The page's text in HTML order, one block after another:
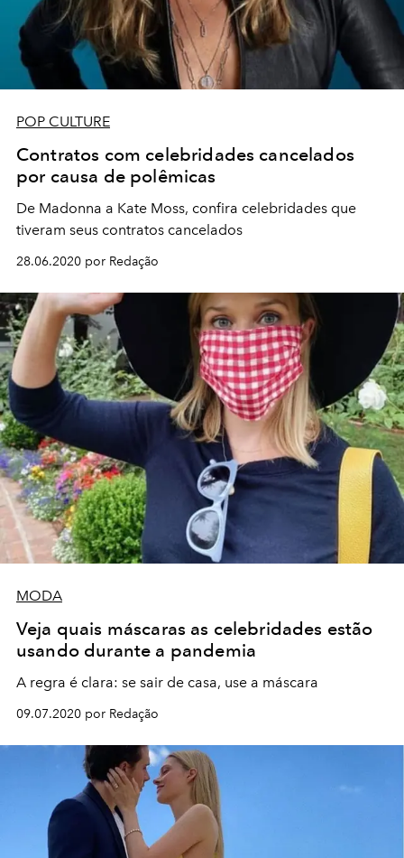
POP CULTURE
Contratos com celebridades cancelados
por causa de polêmicas
De Madonna a Kate Moss, confira celebridades que
tiveram seus contratos cancelados
28.06.2020 por Redação
MODA
Veja quais máscaras as celebridades estão
usando durante a pandemia
A regra é clara: se sair de casa, use a máscara
09.07.2020 por Redação